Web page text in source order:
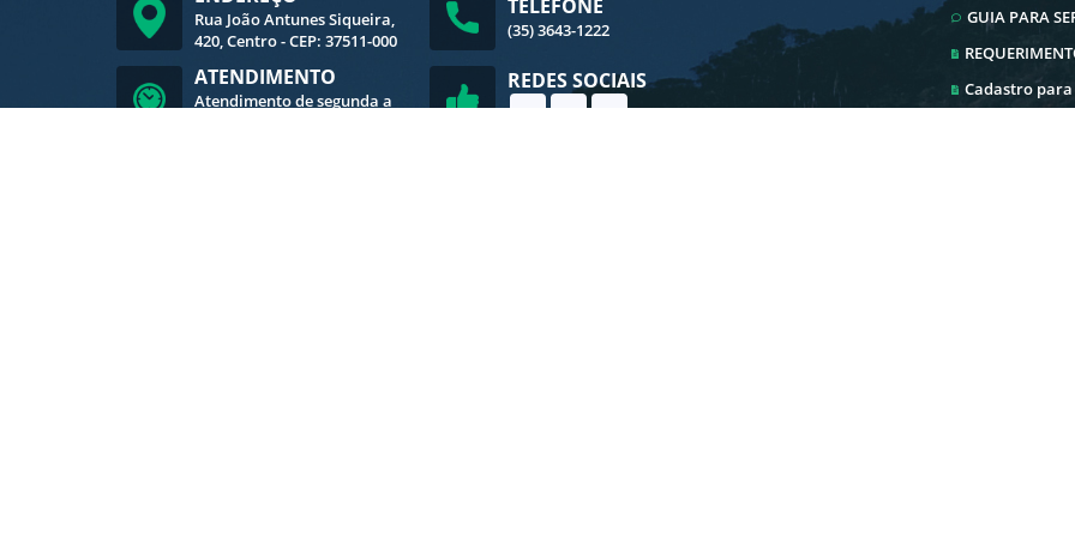
Rua João Antunes Siqueira,
420, Centro - CEP: 37511-000
TELEFONE
(35) 3643-1222
ATENDIMENTO
Atendimento de segunda a
REDES SOCIAIS
GUIA PARA
Cadastro